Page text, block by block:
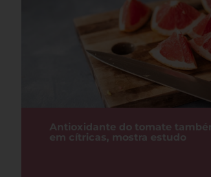
Antioxidante do tomate
em cítricas, mostra estudo